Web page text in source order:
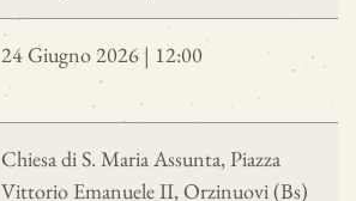
24 Giugno 2026 | 12:00
Chiesa di S. Maria Assunta, Piazza
Vittorio Emanuele II, Orzinuovi (Bs)